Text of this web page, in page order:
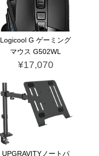
Logicool G ゲーミング
マウス G502WL
¥17,070
UPGRAVITYノートパ